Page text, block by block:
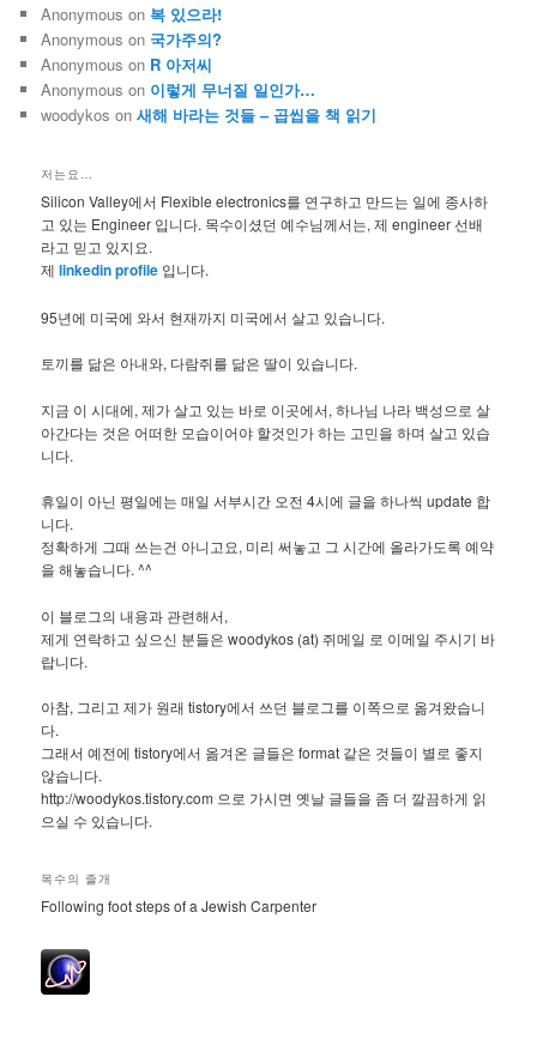
Anonymous on 복 있으라!
Anonymous on 국가주의?
Anonymous on R 아저씨
Anonymous on 이렇게 무너질 일인가…
woodykos on새해 바라는 것들 – 곱씹을 책 읽기
저는요…
Silicon Valley에서 Flexible electronics를 연구하고 만드는 일에 종사하
고 있는 Engineer 입니다. 목수이셨던 예수님께서는, 제 engineer 선배
라고 믿고 있지요.
제linkedin profile 입니다.
95년에 미국에 와서 현재까지 미국에서 살고 있습니다.
토끼를 닮은 아내와, 다람쥐를 닮은 딸이 있습니다.
지금 이 시대에, 제가 살고 있는 바로 이곳에서, 하나님 나라 백성으로 살
아간다는 것은 어떠한 모습이어야 할것인가 하는 고민을 하며 살고 있습
니다.
휴일이 아닌 평일에는 매일 서부시간 오전 4시에 글을 하나씩 update 합
니다.
정확하게 그때 쓰는건 아니고요, 미리 써놓고 그 시간에 올라가도록 예약
을 해놓습니다. ^^
이 블로그의 내용과 관련해서,
제게 연락하고 싶으신 분들은 woodykos (at) 쥐메일 로 이메일 주시기 바
랍니다.
아참, 그리고 제가 원래 tistory에서 쓰던 블로그를 이쪽으로 옮겨왔습니
다.
그래서 예전에 tistory에서 옮겨온 글들은 format 같은 것들이 별로 좋지
않습니다.
http://woodykos.tistory.com 으로 가시면 옛날 글들을 좀 더 깔끔하게 읽
으실 수 있습니다.
목수의 졸개
Following foot steps of a Jewish Carpenter